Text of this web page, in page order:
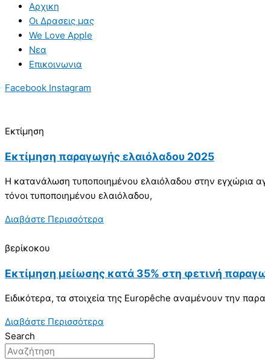
Αρχικη
Οι Δρασεις μας
We Love Apple
Νεα
Επικοινωνια
Facebook Instagram
Εκτίμηση
Εκτίμηση παραγωγής ελαιόλαδου 2025
Η κατανάλωση τυποποιημένου ελαιόλαδου στην εγχώρια
τόνοι τυποποιημένου ελαιόλαδου,
Διαβάστε Περισσότερα
βερίκοκου
Εκτίμηση μείωσης κατά 35% στη φετινή
Ειδικότερα, τα στοιχεία της Europêche αναμένουν την
Διαβάστε Περισσότερα
Search